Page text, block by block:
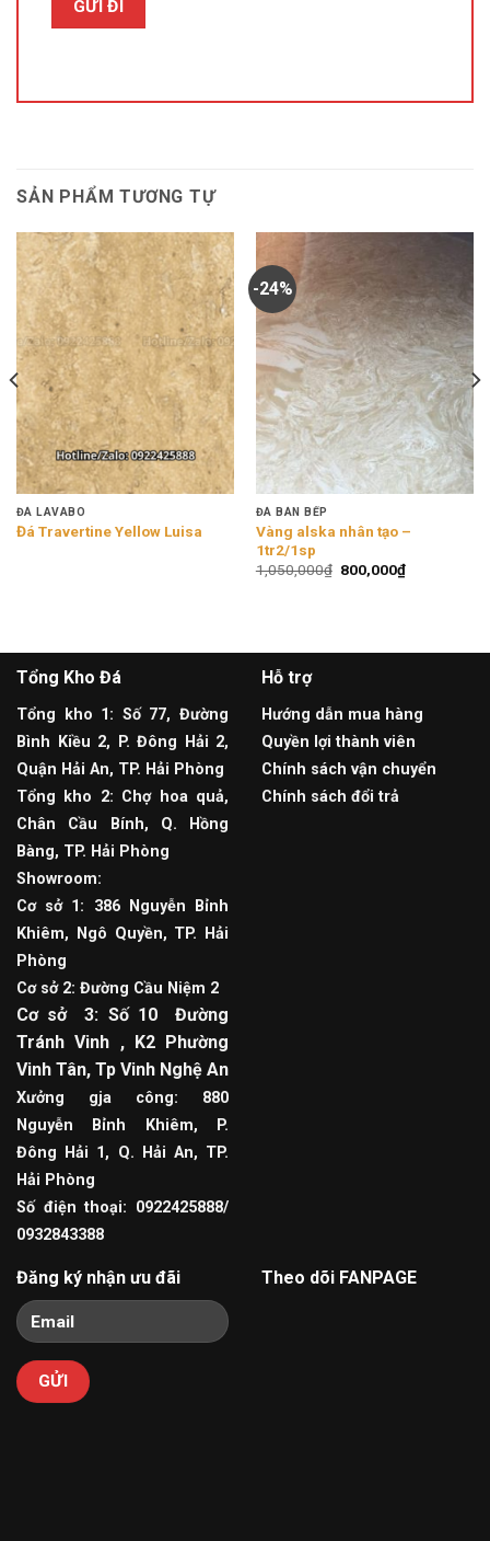
SẢN PHẨM TƯƠNG TỰ
ĐÁ LAVABO
Đá Travertine Yellow Luisa
-24%
ĐÁ BÀN BẾP
Vàng alska nhân tạo –
1tr2/1sp
1,050,000₫ 800,000₫
Tổng Kho Đá
Tổng kho 1: Số 77, Đường
Bình Kiều 2, P. Đông Hải 2,
Quận Hải An, TP. Hải Phòng
Tổng kho 2: Chợ hoa quả,
Chân Cầu Bính, Q. Hồng
Bàng, TP. Hải Phòng
Showroom:
Cơ sở 1: 386 Nguyễn Bỉnh
Khiêm, Ngô Quyền, TP. Hải
Phòng
Cơ sở 2: Đường Cầu Niệm 2
Cơ sở 3: Số 10 Đường
Tránh Vinh , K2 Phường
Vinh Tân, Tp Vinh Nghệ An
Xưởng gja công: 880
Nguyễn Bỉnh Khiêm, P.
Đông Hải 1, Q. Hải An, TP.
Hải Phòng
Số điện thoại: 0922425888/
0932843388
Hỗ trợ
Hướng dẫn mua hàng
Quyền lợi thành viên
Chính sách vận chuyển
Chính sách đổi trả
Đăng ký nhận ưu đãi Theo dõi FANPAGE